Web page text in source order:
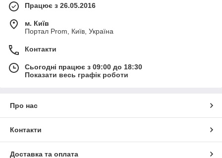
Працює з 26.05.2016
м. Київ
Портал Prom, Київ, Україна
Контакти
Сьогодні працює з 09:00 до 18:30
Показати весь графік роботи
Про нас
Контакти
Доставка та оплата